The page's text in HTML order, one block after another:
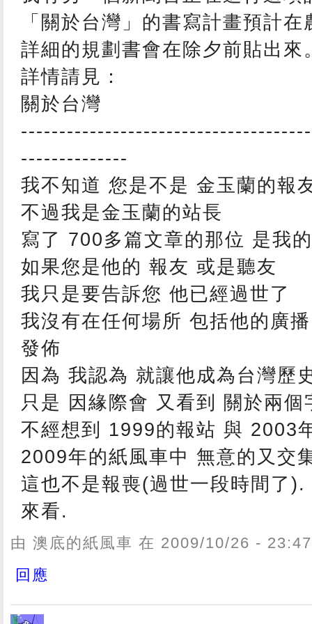
「關於台灣」的書寫計畫預計
詳細的規劃書會在除夕前貼出來
詳情請見：
關於台灣
--------------
我不知道 您是不是 金玉蘭的報
不過我是金玉蘭的站長
寫了 700多篇文章的那位 是我
如果您是他的 報友 或是聽友
我只是要告訴您 他已經過世了
我沒有在任何場所 包括他的廣
發佈
因為 我認為 就讓他成為台灣歷
只是 因緣際會 又看到 關於兩個
不經想到 1999的報站 與 2003
2009年的紙風車中 無意的又交
這也不是報喪(過世一段時間了
來看.
由 澳底的紙風車 在 2009/10/26 -
回應